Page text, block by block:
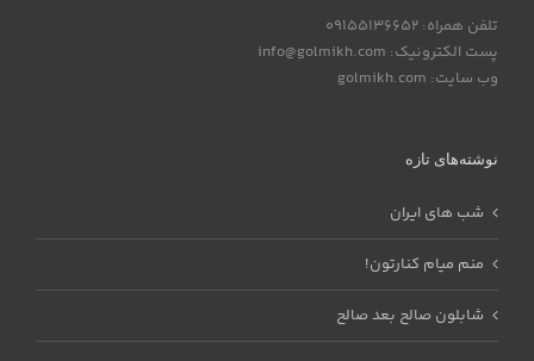
تلفن همراه: 09155136652
پست الکترونیک: info@golmikh.com
وب سایت: golmikh.com
نوشته‌های تازه
شب های ایران
منم میام کنارتون!
شابلون صالح بعد صالح